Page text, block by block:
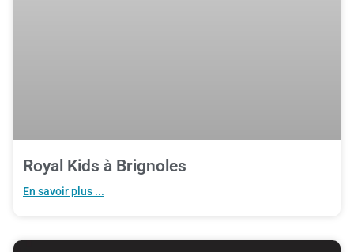
Royal Kids à Brignoles
En savoir plus ...